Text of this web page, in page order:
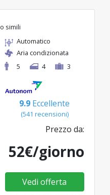
o simili
Automatico
Aria condizionata
5
4 3
9.9 Eccellente
(541 recensioni)
Prezzo da:
52€/giorno
Vedi offerta